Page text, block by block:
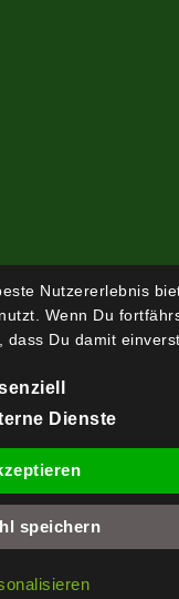
Nutzererlebnis
Wenn Du
dass Du damit
Dienste
speichern